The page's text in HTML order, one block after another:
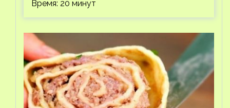
Время: 20 минут